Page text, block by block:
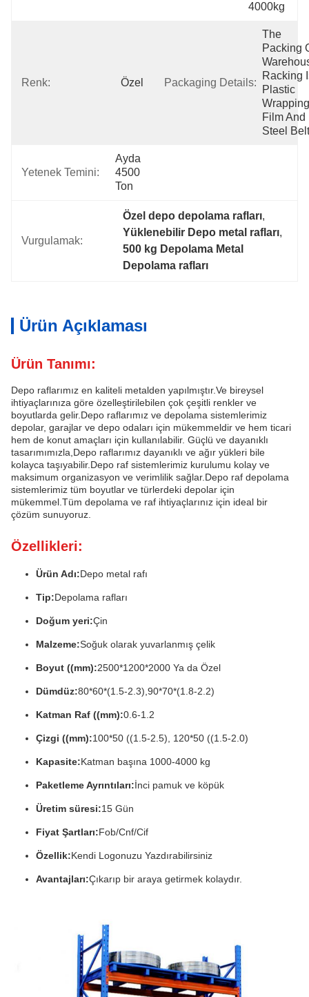
4000kg
Renk: Özel Packaging Details:
The
Packing
Racking
Plastic
Wrapping
Film And
Steel
Yetenek Temini:
Ayda
4500
Ton
Vurgulamak:
Özel depo depolama rafları,
Yüklenebilir Depo metal rafları,
500 kg Depolama Metal
Depolama rafları
Ürün Açıklaması
Ürün Tanımı:
Depo raflarımız en kaliteli metalden yapılmıştır.Ve bireysel
ihtiyaçlarınıza göre özelleştirilebilen çok çeşitli renkler ve
boyutlarda gelir.Depo raflarımız ve depolama sistemlerimiz
depolar, garajlar ve depo odaları için mükemmeldir ve hem ticari
hem de konut amaçları için kullanılabilir. Güçlü ve dayanıklı
tasarımımızla,Depo raflarımız dayanıklı ve ağır yükleri bile
kolayca taşıyabilir.Depo raf sistemlerimiz kurulumu kolay ve
maksimum organizasyon ve verimlilik sağlar.Depo raf depolama
sistemlerimiz tüm boyutlar ve türlerdeki depolar için
mükemmel.Tüm depolama ve raf ihtiyaçlarınız için ideal bir
çözüm sunuyoruz.
Özellikleri:
Ürün Adı:Depo metal rafı
Tip:Depolama rafları
Doğum yeri:Çin
Malzeme:Soğuk olarak yuvarlanmış çelik
Boyut ((mm):2500*1200*2000 Ya da Özel
Dümdüz:80*60*(1.5-2.3),90*70*(1.8-2.2)
Katman Raf ((mm):0.6-1.2
Çizgi ((mm):100*50 ((1.5-2.5), 120*50 ((1.5-2.0)
Kapasite:Katman başına 1000-4000 kg
Paketleme Ayrıntıları:İnci pamuk ve köpük
Üretim süresi:15 Gün
Fiyat Şartları:Fob/Cnf/Cif
Özellik:Kendi Logonuzu Yazdırabilirsiniz
Avantajları:Çıkarıp bir araya getirmek kolaydır.